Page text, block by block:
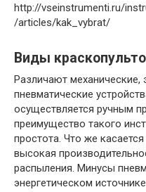
http://vseinstrumenti.ru/
/articles/kak_vybrat/
Виды
Различают механические,
пневматические
осуществляется ручным
преимущество такого
простота. Что же
высокая
распыления. Минусы
энергетическом